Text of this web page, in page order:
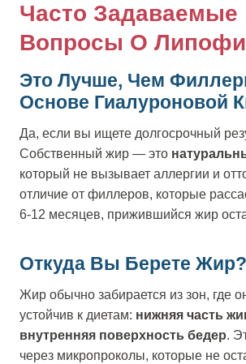
Часто Задаваемые
Вопросы О
Это Лучше, Чем
Основе Гиалуроновой
Да, если вы ищете долгосрочный
Собственный жир — это
который не вызывает аллергии и
отличие от филлеров, которые
6-12 месяцев, прижившийся жир
Откуда Вы Берете Жир?
Жир обычно забирается из зон, где
устойчив к диетам: нижняя часть
внутренняя поверхность бедер.
через микропроколы, которые не